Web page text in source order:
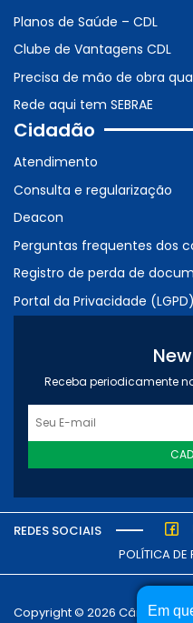
Em
Planos de Saúde – CDL
Clube de Vantagens CDL
Precisa de mão de obra
Rede aqui tem SEBRAE
Cidadão
Atendimento
Consulta e regularização
Deacon
Perguntas frequentes dos
Registro de perda de
Portal da Privacidade (LGPD)
Receba periodicamente
REDES SOCIAIS
POLÍTICA DE
Copyright © 2026 Câmara